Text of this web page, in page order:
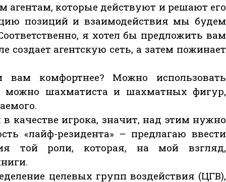
агентам, которые действуют и решают его
позиций и взаимодействия мы будем
я хотел бы предложить вам
создает агентскую сеть, а затем пожинает
вам комфортнее? Можно использовать
можно шахматиста и шахматных фигур,
качестве игрока, значит, над этим нужно
«лайф-резидента» – предлагаю ввести
той роли, которая, на мой взгляд,
целевых групп воздействия (ЦГВ),